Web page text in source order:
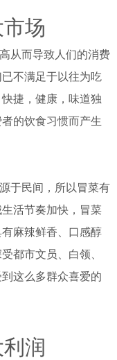
场
从而导致人们的消费
不满足于以往为吃
捷，健康，味道独
的饮食习惯而产生
于民间，所以冒菜有
活节奏加快，冒菜
麻辣鲜香、口感醇
都市文员、白领、
这么多群众喜爱的
润